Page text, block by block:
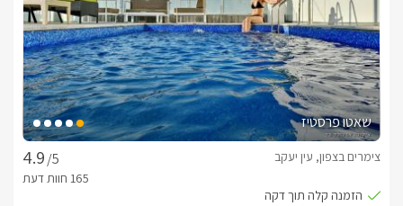
שאטו פרסטיז
/5
צימרים בצפון, עין יעקב